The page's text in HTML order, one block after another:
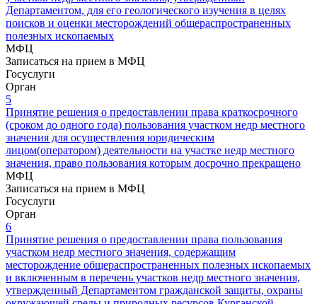
Департаментом, для его геологического изучения в целях
поисков и оценки месторождений общераспространенных
полезных ископаемых
МФЦ
Записаться на прием в МФЦ
Госуслуги
Орган
5
Принятие решения о предоставлении права краткосрочного
(сроком до одного года) пользования участком недр местного
значения для осуществления юридическим
лицом(оператором) деятельности на участке недр местного
значения, право пользования которым досрочно прекращено
МФЦ
Записаться на прием в МФЦ
Госуслуги
Орган
6
Принятие решения о предоставлении права пользования
участком недр местного значения, содержащим
месторождение общераспространенных полезных ископаемых
и включенным в перечень участков недр местного значения,
утвержденный Департаментом гражданской защиты, охраны